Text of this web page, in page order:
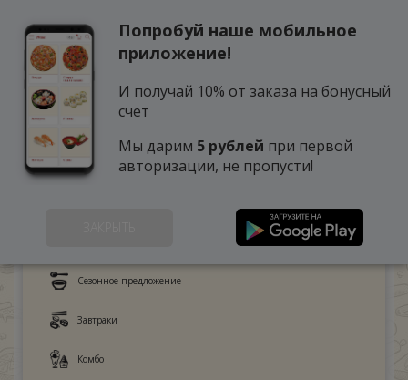
Сезонное предложение
Завтраки
Комбо
Попробуй наше мобильное
приложение!
И получай 10% от заказа на бонусный
счет
Мы дарим 5 рублей при первой
авторизации, не пропусти!